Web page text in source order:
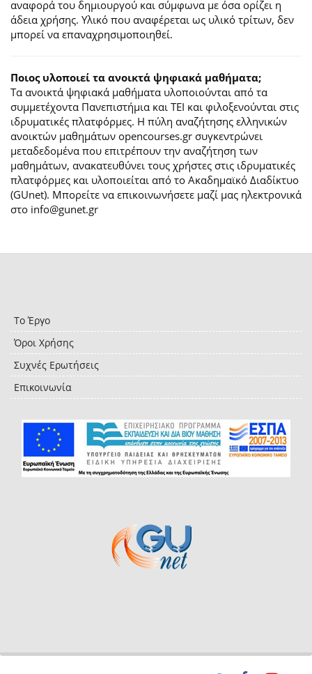
αναφορά του δημιουργού και σύμφωνα με όσα ορίζει η
άδεια χρήσης. Υλικό που αναφέρεται ως υλικό τρίτων, δεν
μπορεί να επαναχρησιμοποιηθεί.
Ποιος υλοποιεί τα ανοικτά ψηφιακά μαθήματα;
Τα ανοικτά ψηφιακά μαθήματα υλοποιούνται από τα
συμμετέχοντα Πανεπιστήμια και ΤΕΙ και φιλοξενούνται στις
ιδρυματικές πλατφόρμες. H πύλη αναζήτησης ελληνικών
ανοικτών μαθημάτων opencourses.gr συγκεντρώνει
μεταδεδομένα που επιτρέπουν την αναζήτηση των
μαθημάτων, ανακατευθύνει τους χρήστες στις ιδρυματικές
πλατφόρμες και υλοποιείται από το Ακαδημαϊκό Διαδίκτυο
(GUnet). Μπορείτε να επικοινωνήσετε μαζί μας ηλεκτρονικά
στο info@gunet.gr
Το Έργο
Όροι Χρήσης
Συχνές Ερωτήσεις
Επικοινωνία